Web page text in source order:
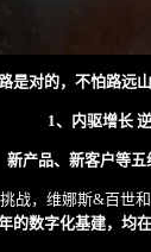
是对的，不怕路远山
1、内驱增长
新产品、新客户等五
战，维娜斯&百世
的数字化基建，均